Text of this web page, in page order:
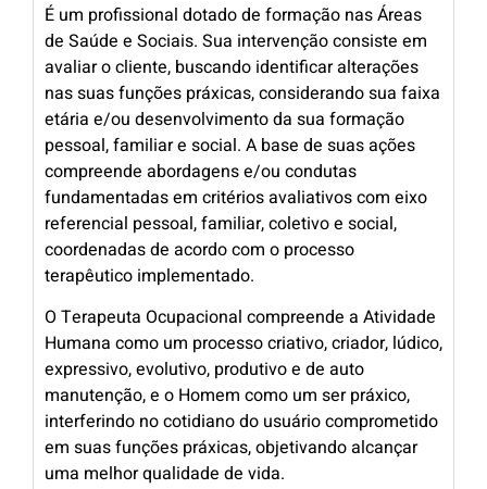
É um profissional dotado de formação nas Áreas
de Saúde e Sociais. Sua intervenção consiste em
avaliar o cliente, buscando identificar alterações
nas suas funções práxicas, considerando sua faixa
etária e/ou desenvolvimento da sua formação
pessoal, familiar e social. A base de suas ações
compreende abordagens e/ou condutas
fundamentadas em critérios avaliativos com eixo
referencial pessoal, familiar, coletivo e social,
coordenadas de acordo com o processo
terapêutico implementado.
O Terapeuta Ocupacional compreende a Atividade
Humana como um processo criativo, criador, lúdico,
expressivo, evolutivo, produtivo e de auto
manutenção, e o Homem como um ser práxico,
interferindo no cotidiano do usuário comprometido
em suas funções práxicas, objetivando alcançar
uma melhor qualidade de vida.